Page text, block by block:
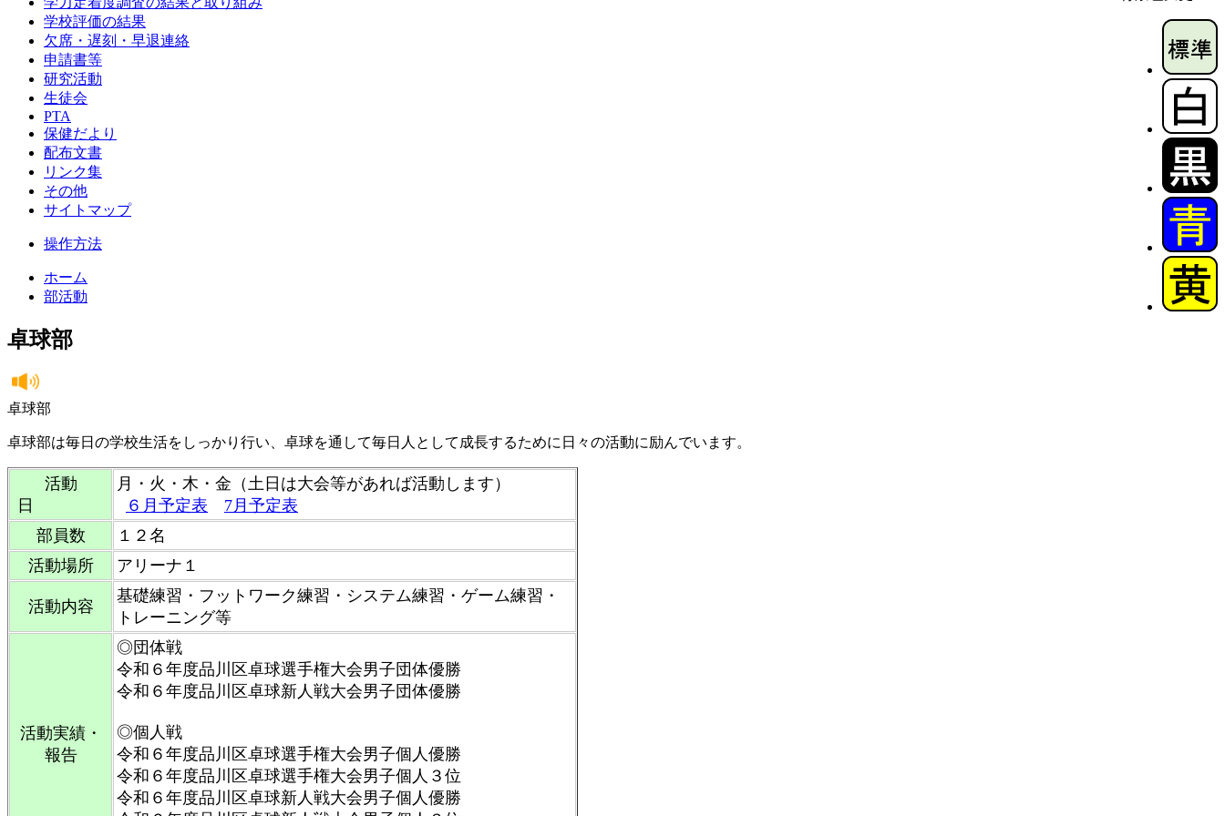
学校評価の結果
欠席・遅刻・早退連絡
申請書等
研究活動
生徒会
PTA
保健だより
配布文書
リンク集
その他
サイトマップ
操作方法
ホーム
部活動
卓球部
卓球部
卓球部は毎日の学校生活をしっかり行い、卓球を通して毎日人として成長するために日々の活動に励んでいます。
活動
日
月・火・木・金（土日は大会等があれば活動します）
６月予定表
7月予定表
部員数
１２名
活動場所
アリーナ１
活動内容
基礎練習・フットワーク練習・システム練習・ゲーム練習・
トレーニング等
活動実績・
報告
◎団体戦
令和６年度品川区卓球選手権大会男子団体優勝
令和６年度品川区卓球新人戦大会男子団体優勝
◎個人戦
令和６年度品川区卓球選手権大会男子個人優勝
令和６年度品川区卓球選手権大会男子個人３位
令和６年度品川区卓球新人戦大会男子個人優勝